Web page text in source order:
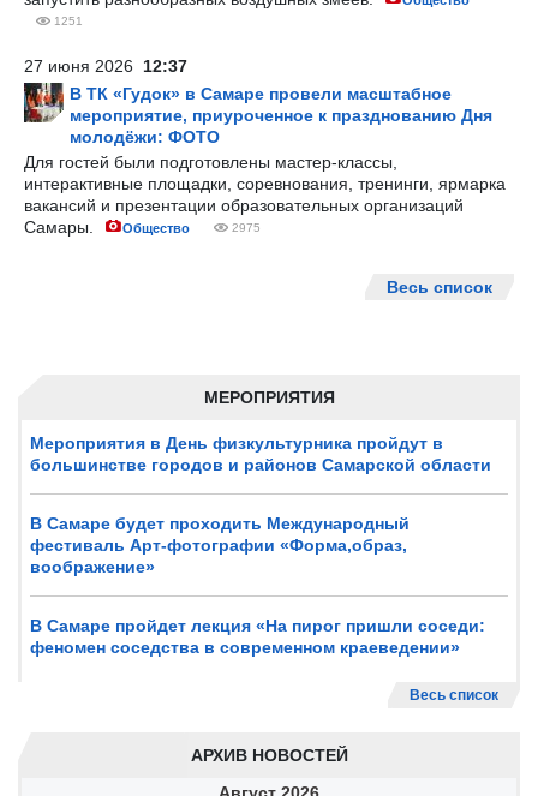
МЕРОПРИЯТИЯ
Мероприятия в День физкультурника пройдут в
большинстве городов и районов Самарской области
В Самаре будет проходить Международный
фестиваль Арт-фотографии «Форма,образ,
воображение»
В Самаре пройдет лекция «На пирог пришли соседи:
феномен соседства в современном краеведении»
Весь список
АРХИВ НОВОСТЕЙ
1251
27 июня 2026 12:37
В ТК «Гудок» в Самаре провели масштабное
мероприятие, приуроченное к празднованию Дня
молодёжи: ФОТО
Для гостей были подготовлены мастер-классы,
интерактивные площадки, соревнования, тренинги, ярмарка
вакансий и презентации образовательных организаций
Самары.
Общество 2975
Весь список